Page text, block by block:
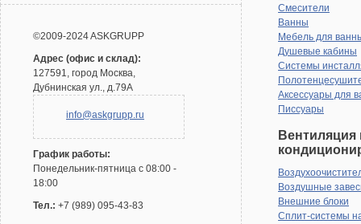
©2009-2024 ASKGRUPP
Адрес (офис и склад):
127591, город Москва,
Дубнинская ул., д.79А
info@askgrupp.ru
График работы:
Понедельник-пятница с 08:00 -
18:00
Тел.: +7 (989) 095-43-83
Смесители
Ванны
Мебель для
Душевые кабины
Системы
Аксессуары для
Писсуары
Вентиляция
Воздушные
Внешние блоки
Сплит-системы